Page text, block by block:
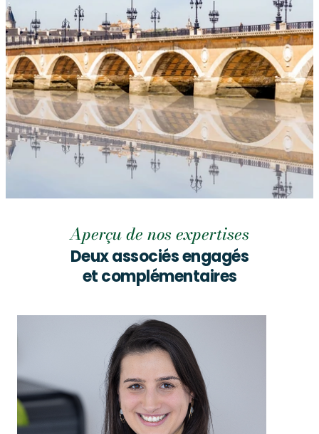
Aperçu de nos expertises
Deux associés engagés
et complémentaires